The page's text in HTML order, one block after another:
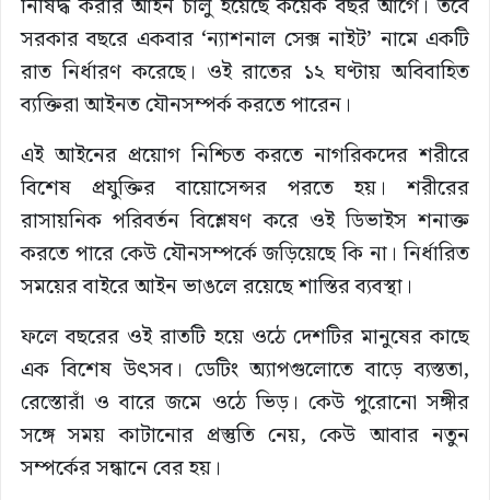
সরকার বছরে একবার ‘ন্যাশনাল সেক্স নাইট’ নামে একটি
রাত নির্ধারণ করেছে। ওই রাতের ১২ ঘণ্টায় অবিবাহিত
ব্যক্তিরা আইনত যৌনসম্পর্ক করতে পারেন।
এই আইনের প্রয়োগ নিশ্চিত করতে নাগরিকদের শরীরে
বিশেষ প্রযুক্তির বায়োসেন্সর পরতে হয়। শরীরের
রাসায়নিক পরিবর্তন বিশ্লেষণ করে ওই ডিভাইস শনাক্ত
করতে পারে কেউ যৌনসম্পর্কে জড়িয়েছে কি না। নির্ধারিত
সময়ের বাইরে আইন ভাঙলে রয়েছে শাস্তির ব্যবস্থা।
ফলে বছরের ওই রাতটি হয়ে ওঠে দেশটির মানুষের কাছে
এক বিশেষ উৎসব। ডেটিং অ্যাপগুলোতে বাড়ে ব্যস্ততা,
রেস্তোরাঁ ও বারে জমে ওঠে ভিড়। কেউ পুরোনো সঙ্গীর
সঙ্গে সময় কাটানোর প্রস্তুতি নেয়, কেউ আবার নতুন
সম্পর্কের সন্ধানে বের হয়।